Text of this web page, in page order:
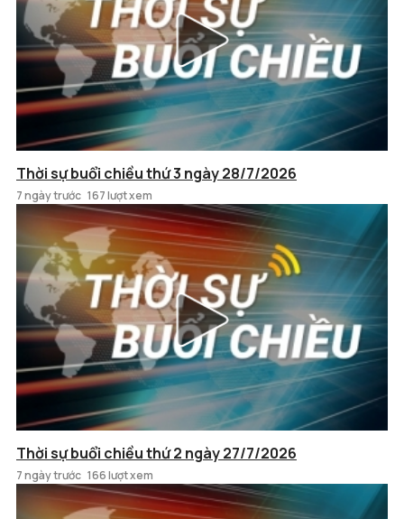
Thời sự buổi chiều thứ 3 ngày 28/7/2026
7 ngày trước 167 lượt xem
Thời sự buổi chiều thứ 2 ngày 27/7/2026
7 ngày trước 166 lượt xem